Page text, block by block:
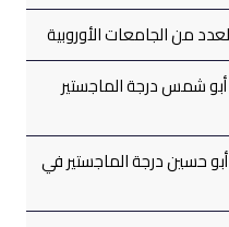
من الجامعات الأوروبية
شمس درجة الماجستير
حسين درجة الماجستير في